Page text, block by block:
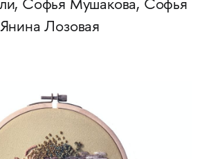
Софья Мушакова, Софья
Лозовая